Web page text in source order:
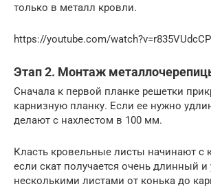
только в металл кровли.
https://youtube.com/
Этап 2. Монтаж
Сначала к первой планке решетки
карнизную планку. Если ее нужно
делают с нахлестом в 100 мм.
Класть кровельные листы начинают с
если скат получается очень длинный и
несколькими листами от конька до